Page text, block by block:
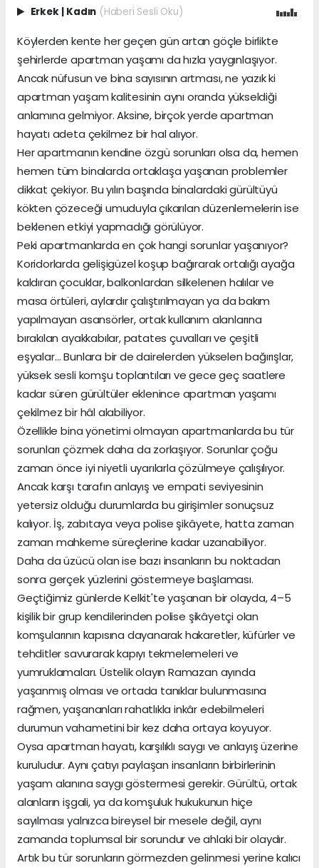
Erkek Kadın (Haberi Sesli Oku)
Köylerden kente her geçen gün artan göçle birlikte
şehirlerde apartman yaşamı da hızla yaygınlaşıyor.
Ancak nüfusun ve bina sayısının artması, ne yazık ki
apartman yaşam kalitesinin aynı oranda yükseldiği
anlamına gelmiyor. Aksine, birçok yerde apartman
hayatı adeta çekilmez bir hal alıyor.
Her apartmanın kendine özgü sorunları olsa da, hemen
hemen tüm binalarda ortaklaşa yaşanan problemler
dikkat çekiyor. Bu yılın başında binalardaki gürültüyü
kökten çözeceği umuduyla çıkarılan düzenlemelerin ise
beklenen etkiyi yapmadığı görülüyor.
Peki apartmanlarda en çok hangi sorunlar yaşanıyor?
Koridorlarda gelişigüzel koşup bağırarak ortalığı ayağa
kaldıran çocuklar, balkonlardan silkelenen halılar ve
masa örtüleri, aylardır çalıştırılmayan ya da bakım
yapılmayan asansörler, ortak kullanım alanlarına
bırakılan ayakkabılar, patates çuvalları ve çeşitli
eşyalar… Bunlara bir de dairelerden yükselen bağırışlar,
yüksek sesli komşu toplantıları ve gece geç saatlere
kadar süren gürültüler eklenince apartman yaşamı
çekilmez bir hâl alabiliyor.
Özellikle bina yönetimi olmayan apartmanlarda bu tür
sorunları çözmek daha da zorlaşıyor. Sorunlar çoğu
zaman önce iyi niyetli uyarılarla çözülmeye çalışılıyor.
Ancak karşı tarafın anlayış ve empati seviyesinin
yetersiz olduğu durumlarda bu girişimler sonuçsuz
kalıyor. İş, zabıtaya veya polise şikâyete, hatta zaman
zaman mahkeme süreçlerine kadar uzanabiliyor.
Daha da üzücü olan ise bazı insanların bu noktadan
sonra gerçek yüzlerini göstermeye başlaması.
Geçtiğimiz günlerde Kelkit'te yaşanan bir olayda, 4–5
kişilik bir grup kendilerinden polise şikâyetçi olan
komşularının kapısına dayanarak hakaretler, küfürler ve
tehditler savurarak kapıyı tekmelemeleri ve
yumruklamaları. Üstelik olayın Ramazan ayında
yaşanmış olması ve ortada tanıklar bulunmasına
rağmen, yaşananları rahatlıkla inkâr edebilmeleri
durumun vahametini bir kez daha ortaya koyuyor.
Oysa apartman hayatı, karşılıklı saygı ve anlayış üzerine
kuruludur. Aynı çatıyı paylaşan insanların birbirlerinin
yaşam alanına saygı göstermesi gerekir. Gürültü, ortak
alanların işgali, ya da komşuluk hukukunun hiçe
sayılması yalnızca bireysel bir mesele değil, aynı
zamanda toplumsal bir sorundur ve ahlaki bir olaydır.
Artık bu tür sorunların görmezden gelinmesi yerine kalıcı